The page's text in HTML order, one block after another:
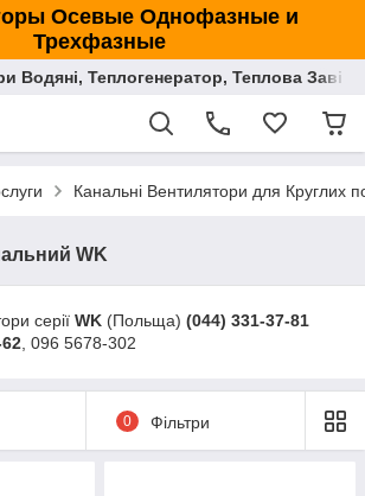
Осевые Однофазные и
Трехфазные
Водяні, Теплогенератор, Теплова
Канальні Вентилятори для Круглих
WK
серії WK (Польща) (044) 331-37-81
, 096 5678-302
0 Фільтри